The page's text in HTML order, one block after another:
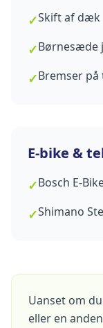
✓Skift af dæk
✓Børnesæde
✓Bremser på
E-bike &
✓Bosch E-
✓Shimano
Uanset om
eller en